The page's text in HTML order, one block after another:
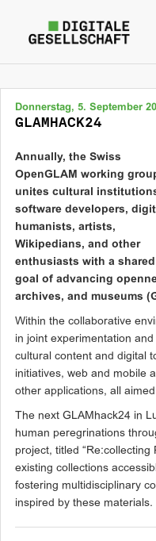
Donnerstag, 5. September
GLAMHACK24
Annually, the Swiss
OpenGLAM working
unites cultural
software developers,
humanists, artists,
Wikipedians, and other
enthusiasts with a shared
goal of advancing
archives, and museums
Within the collaborative
in joint experimentation
cultural content and digital
initiatives, web and mobile
other applications, all
The next GLAMhack24 in
human peregrinations
project, titled “Re:collecting
existing collections
fostering multidisciplinary
inspired by these materials.